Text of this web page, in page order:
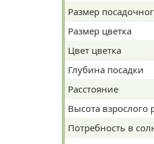
Размер
Размер цветка
Цвет цветка
Глубина посадки
Расстояние
Высота взрослого
Потребность в